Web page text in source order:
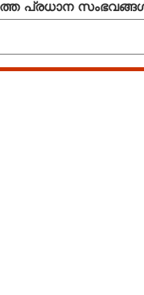
പ്രധാന